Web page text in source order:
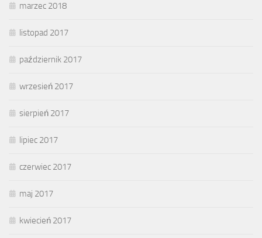
marzec 2018
listopad 2017
październik 2017
wrzesień 2017
sierpień 2017
lipiec 2017
czerwiec 2017
maj 2017
kwiecień 2017